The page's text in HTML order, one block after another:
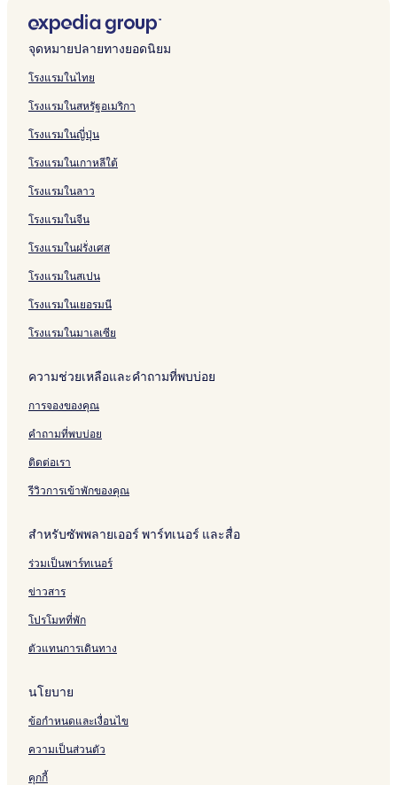
e
n
t
r
l
s
a
k
a
a
b
a
a
E
b
i
u
e
s
t
r
i
n
s
e
k
i
a
n
w
a
y
a
s
k
a
n
d
H
o
e
O
s
a
k
O
s
a
k
S
i
n
s
e
a
g
e
H
o
m
c
h
i
O
a
a
T
A
N
D
R
O
s
a
k
S
i
n
-
I
m
a
y
B
A
H
O
E
O
s
a
k
t
e
l
&
e
o
r
t
O
a
a
N
a
m
b
a
i
a
e
T
o
e
l
K
e
i
a
N
a
m
b
G
a
n
d
e
E
a
s
t
i
l
a
g
e
o
e
l
O
s
a
k
H
n
m
a
c
i
u
r
P
o
n
s
F
l
e
b
S
h
e
r
a
t
O
a
k
a
S
i
a
b
a
s
h
o
t
e
l
S
i
t
e
s
a
b
a
K
u
r
o
n
W
e
l
i
a
r
e
m
i
r
s
a
k
a
N
a
a
บ
T
o
y
k
I
n
n
O
a
a
N
a
m
b
a
รั
บ
H
o
e
S
a
n
r
i
t
t
S
h
i
n
i
a
s
h
i
ห
รั
บ
A
a
o
t
e
l
a
b
a
S
h
i
n
i
a
s
h
i
i
s
i
สำ
ห
รั
บ
p
H
o
t
e
&
e
s
o
r
t
O
k
U
m
e
d
E
T
w
e
r
น
สำ
ห
รั
D
t
o
n
b
r
H
o
t
e
l
า
น
สำ
ห
บ
h
i
n
s
i
a
s
h
i
A
R
I
n
จุดหมายปลายทางยอดนิยม
โรงแรมในไทย
โรงแรมในสหรัฐอเมริกา
โรงแรมในญี่ปุ่น
โรงแรมในเกาหลีใต้
โรงแรมในลาว
โรงแรมในจีน
โรงแรมในฝรั่งเศส
โรงแรมในสเปน
โรงแรมในเยอรมนี
โรงแรมในมาเลเซีย
ความช่วยเหลือและคำถามที่พบบ่อย
การจองของคุณ
คำถามที่พบบ่อย
ติดต่อเรา
รีวิวการเข้าพักของคุณ
สำหรับซัพพลายเออร์ พาร์ทเนอร์ และสื่อ
ร่วมเป็นพาร์ทเนอร์
ข่าวสาร
โปรโมทที่พัก
ตัวแทนการเดินทาง
นโยบาย
ข้อกำหนดและเงื่อนไข
ความเป็นส่วนตัว
คุกกี้